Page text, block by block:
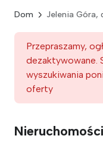
Dom Jelenia Góra,
Przepraszamy,
dezaktywowane.
wyszukiwania
oferty